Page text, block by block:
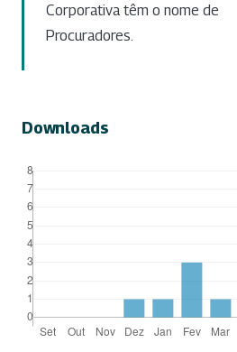
Corporativa têm o nome de
Procuradores.
Downloads